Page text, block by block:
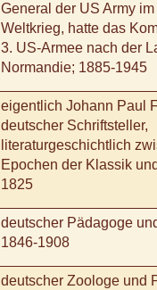
General der US Army
Weltkrieg, hatte das
3. US-Armee nach der
Normandie; 1885-1945
eigentlich Johann Paul
deutscher Schriftsteller,
literaturgeschichtlich
Epochen der Klassik
1825
deutscher Pädagoge
1846-1908
deutscher Zoologe und